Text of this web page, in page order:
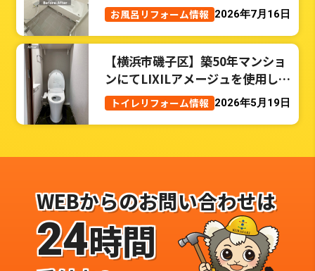
お風呂リフォーム情報 2026年7月16日
【横浜市磯子区】築50年マンショ
ンにてLIXILアメージュを使用した
トイレリフォーム事例
トイレリフォーム情報 2026年5月19日
WEBからのお問い合わせは
24時間